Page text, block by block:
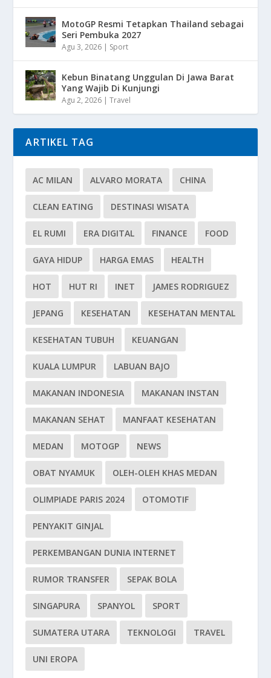
MotoGP Resmi Tetapkan Thailand sebagai
Seri Pembuka 2027
Agu 3, 2026 | Sport
Kebun Binatang Unggulan Di Jawa Barat
Yang Wajib Di Kunjungi
Agu 2, 2026 |Travel
ARTIKEL TAG
AC MILAN ALVARO MORATA CHINA
CLEAN EATING DESTINASI WISATA
EL RUMI ERA DIGITAL FINANCE FOOD
GAYA HIDUP HARGA EMAS HEALTH
HOT HUT RI INET JAMES RODRIGUEZ
JEPANG KESEHATAN KESEHATAN MENTAL
KESEHATAN TUBUH KEUANGAN
KUALA LUMPUR LABUAN BAJO
MAKANAN INDONESIA MAKANAN INSTAN
MAKANAN SEHAT MANFAAT KESEHATAN
MEDAN MOTOGP NEWS
OBAT NYAMUK OLEH-OLEH KHAS MEDAN
OLIMPIADE PARIS 2024 OTOMOTIF
PENYAKIT GINJAL
PERKEMBANGAN DUNIA INTERNET
RUMOR TRANSFER SEPAK BOLA
SINGAPURA SPANYOL SPORT
SUMATERA UTARA TEKNOLOGI TRAVEL
UNI EROPA